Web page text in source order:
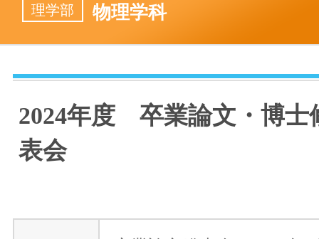
理学部 物理学科
2024年度 卒業論文・博士
表会